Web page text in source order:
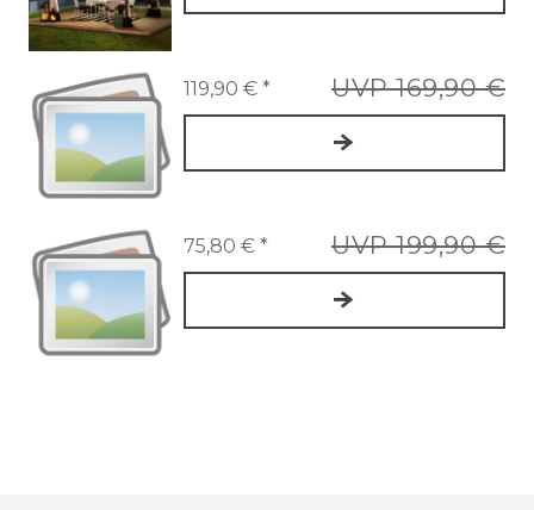
UVP 169,90 €
119,90 € *
UVP 199,90 €
75,80 € *